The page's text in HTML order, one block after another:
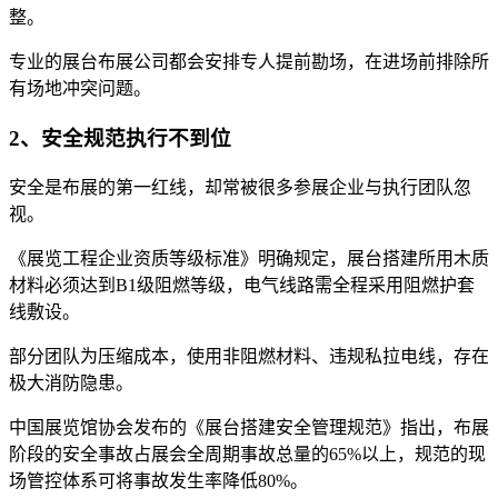
整。
专业的展台布展公司都会安排专人提前勘场，在进场前排除所
有场地冲突问题。
2、安全规范执行不到位
安全是布展的第一红线，却常被很多参展企业与执行团队忽
视。
《展览工程企业资质等级标准》明确规定，展台搭建所用木质
材料必须达到B1级阻燃等级，电气线路需全程采用阻燃护套
线敷设。
部分团队为压缩成本，使用非阻燃材料、违规私拉电线，存在
极大消防隐患。
中国展览馆协会发布的《展台搭建安全管理规范》指出，布展
阶段的安全事故占展会全周期事故总量的65%以上，规范的现
场管控体系可将事故发生率降低80%。